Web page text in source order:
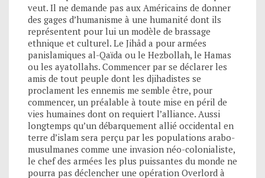
veut. Il ne demande pas aux Américains de donner
des gages d’humanisme à une humanité dont ils
représentent pour lui un modèle de brassage
ethnique et culturel. Le Jihâd a pour armées
panislamiques al-Qaïda ou le Hezbollah, le Hamas
ou les ayatollahs. Commencer par se déclarer les
amis de tout peuple dont les djihadistes se
proclament les ennemis me semble être, pour
commencer, un préalable à toute mise en péril de
vies humaines dont on requiert l’alliance. Aussi
longtemps qu’un débarquement allié occidental en
terre d’islam sera perçu par les populations arabo-
musulmanes comme une invasion néo-colonialiste,
le chef des armées les plus puissantes du monde ne
pourra pas déclencher une opération Overlord à